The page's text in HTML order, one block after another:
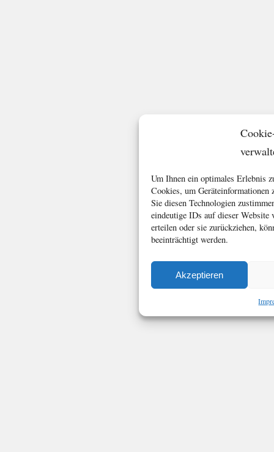
Um Ihnen ein optimales Erlebnis
Cookies, um Geräteinformationen
Sie diesen Technologien
eindeutige IDs auf dieser
erteilen oder sie zurückziehen,
beeinträchtigt werden.
Akzeptieren